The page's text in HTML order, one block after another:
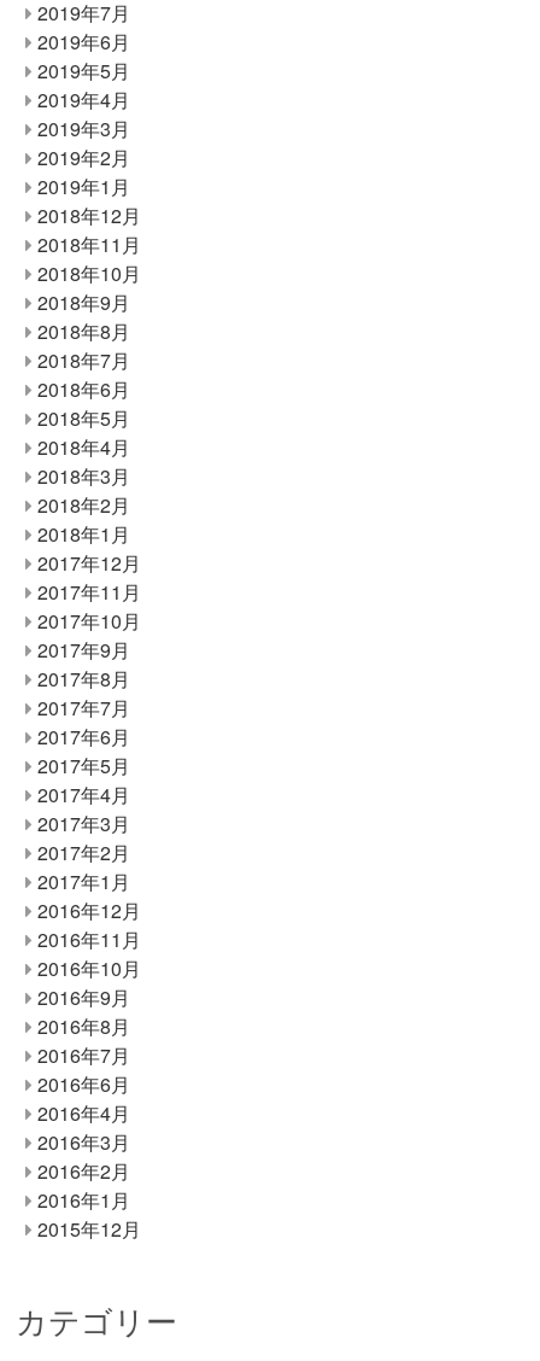
2019年7月
2019年6月
2019年5月
2019年4月
2019年3月
2019年2月
2019年1月
2018年12月
2018年11月
2018年10月
2018年9月
2018年8月
2018年7月
2018年6月
2018年5月
2018年4月
2018年3月
2018年2月
2018年1月
2017年12月
2017年11月
2017年10月
2017年9月
2017年8月
2017年7月
2017年6月
2017年5月
2017年4月
2017年3月
2017年2月
2017年1月
2016年12月
2016年11月
2016年10月
2016年9月
2016年8月
2016年7月
2016年6月
2016年4月
2016年3月
2016年2月
2016年1月
2015年12月
カテゴリー